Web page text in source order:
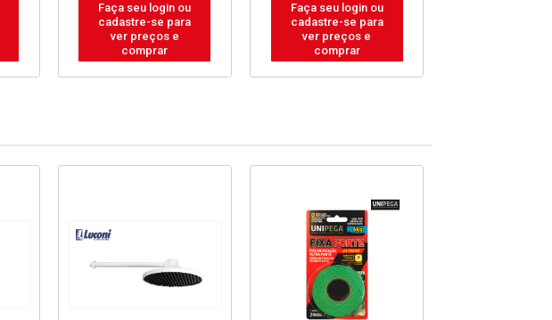
Faça seu login ou
cadastre-se para
ver preços e
comprar
Faça seu login ou
cadastre-se para
ver preços e
comprar